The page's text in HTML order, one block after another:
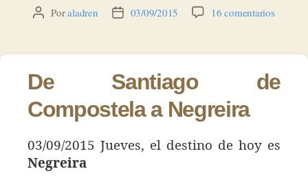
Autor
entrada
Poraladren
Fecha
entrada
03/09/2015 16 comentariosen
–
De Santiago de
Compostela a Negreira
03/09/2015 Jueves, el destino de hoy es
Negreira